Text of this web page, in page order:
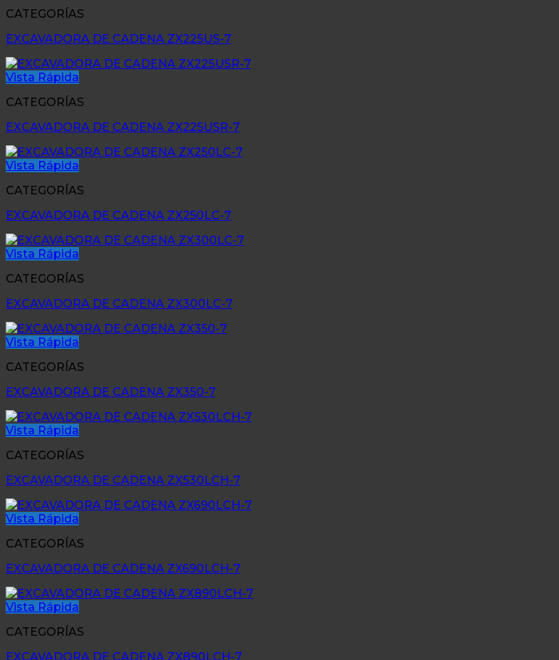
CATEGORÍAS
EXCAVADORA DE CADENA ZX225US-7
Vista Rápida
CATEGORÍAS
EXCAVADORA DE CADENA ZX225USR-7
Vista Rápida
CATEGORÍAS
EXCAVADORA DE CADENA ZX250LC-7
Vista Rápida
CATEGORÍAS
EXCAVADORA DE CADENA ZX300LC-7
Vista Rápida
CATEGORÍAS
EXCAVADORA DE CADENA ZX350-7
Vista Rápida
CATEGORÍAS
EXCAVADORA DE CADENA ZX530LCH-7
Vista Rápida
CATEGORÍAS
EXCAVADORA DE CADENA ZX690LCH-7
Vista Rápida
CATEGORÍAS
EXCAVADORA DE CADENA ZX890LCH-7